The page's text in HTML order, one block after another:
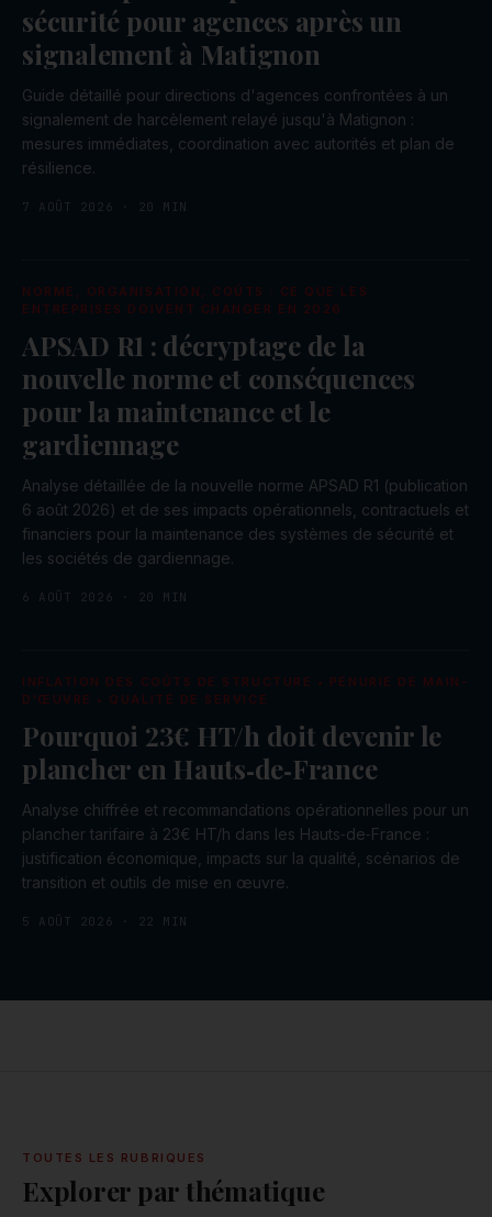
sécurité pour agences après un
signalement à Matignon
Guide détaillé pour directions d'agences confrontées à un
signalement de harcèlement relayé jusqu'à Matignon :
mesures immédiates, coordination avec autorités et plan de
résilience.
7 AOÛT 2026 20 MIN
NORME, ORGANISATION, COÛTS : CE QUE LES
ENTREPRISES DOIVENT CHANGER EN 2026
APSAD R1 : décryptage de la
nouvelle norme et conséquences
pour la maintenance et le
gardiennage
Analyse détaillée de la nouvelle norme APSAD R1 (publication
6 août 2026) et de ses impacts opérationnels, contractuels et
financiers pour la maintenance des systèmes de sécurité et
les sociétés de gardiennage.
6 AOÛT 2026 20 MIN
INFLATION DES COÛTS DE STRUCTURE • PÉNURIE DE MAIN-
D'ŒUVRE • QUALITÉ DE SERVICE
Pourquoi 23€ HT/h doit devenir le
plancher en Hauts‑de‑France
Analyse chiffrée et recommandations opérationnelles pour un
plancher tarifaire à 23€ HT/h dans les Hauts‑de‑France :
justification économique, impacts sur la qualité, scénarios de
transition et outils de mise en œuvre.
5 AOÛT 2026 22 MIN
TOUTES LES RUBRIQUES
Explorer par thématique